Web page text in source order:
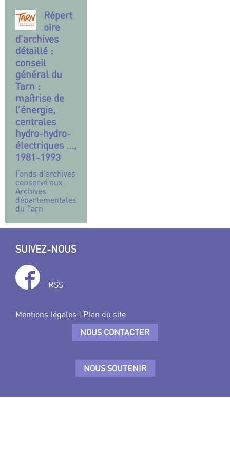
Répert
oire
d’archives
détaillé :
conseil
général du
Tarn :
maîtrise de
l’énergie,
centrales
hydro-hydro-
électriques ...,
1981-1993
Fonds d’archives
conservé aux
Archives
départementales
du Tarn
SUIVEZ-NOUS
RSS
Mentions légales | Plan du site
NOUS CONTACTER
NOUS SOUTENIR